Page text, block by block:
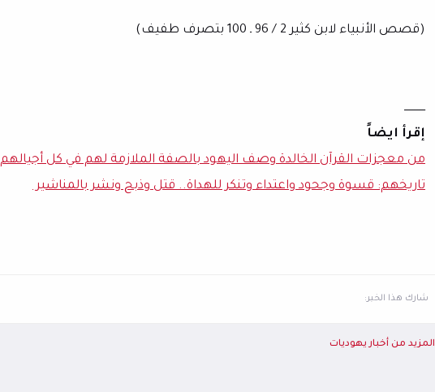
(قصص الأنبياء لابن كثير 2 / 96 ـ 100 بتصرف طفيف)
ـــــــــــــ
إقرأ ايضاً
من معجزات القرآن الخالدة وصف اليهود بالصفة الملازمة لهم في كل أجيالهم
تاريخهم: قسوة وجحود واعتداء وتنكر للهداة.. قتل وذبح ونشر بالمناشير
شارك هذا الخبر:
المزيد من أخبار يهوديات